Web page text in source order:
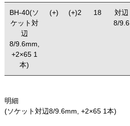
BH-40(ソ
ケット対
辺
8/9.6mm,
+2×65 1
本)
(+) (+)2 18
対辺
8/9.6
明細
(ソケット対辺8/9.6mm, +2×65 1本)